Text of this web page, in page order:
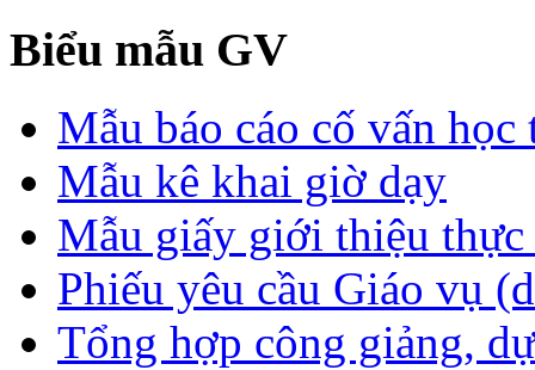
Biểu mẫu GV
Mẫu báo cáo cố vấn học
Mẫu kê khai giờ dạy
Mẫu giấy giới thiệu thực
Phiếu yêu cầu Giáo vụ
Tổng hợp công giảng,